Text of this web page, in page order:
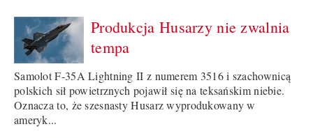
Produkcja Husarzy nie zwalnia
tempa
Samolot F-35A Lightning II z numerem 3516 i szachownicą
polskich sił powietrznych pojawił się na teksańskim niebie.
Oznacza to, że szesnasty Husarz wyprodukowany w
ameryk...